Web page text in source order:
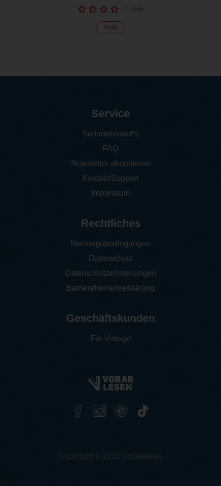
(146)
Print
Service
So funktioniert‘s
FAQ
Newsletter abonnieren
Kontakt/Support
Impressum
Rechtliches
Nutzungsbedingungen
Datenschutz
Datenschutzeinstellungen
Barrierefreiheitserklärung
Geschäftskunden
Für Verlage
Copyright © 2026 Vorablesen